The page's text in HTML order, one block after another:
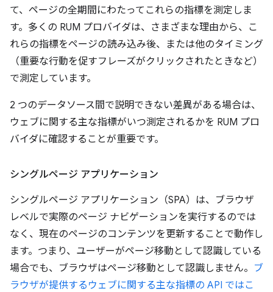
て、ページの全期間にわたってこれらの指標を測定しま
す。多くの RUM プロバイダは、さまざまな理由から、こ
れらの指標をページの読み込み後、または他のタイミング
（重要な行動を促すフレーズがクリックされたときなど）
で測定しています。
2 つのデータソース間で説明できない差異がある場合は、
ウェブに関する主な指標がいつ測定されるかを RUM プロ
バイダに確認することが重要です。
シングルページ アプリケーション
シングルページ アプリケーション（SPA）は、ブラウザ
レベルで実際のページ ナビゲーションを実行するのでは
なく、現在のページのコンテンツを更新することで動作し
ます。つまり、ユーザーがページ移動として認識している
場合でも、ブラウザはページ移動として認識しません。 ブ
ラウザが提供するウェブに関する主な指標の API ではこ